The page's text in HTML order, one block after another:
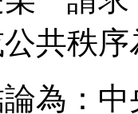
共秩
為：